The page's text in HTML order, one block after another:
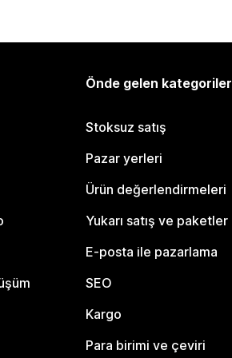
Önde gelen kategoriler
Stoksuz satış
Pazar yerleri
Ürün değerlendirmeleri
Yukarı satış ve paketler
E-posta ile pazarlama
SEO
Kargo
Para birimi ve çeviri